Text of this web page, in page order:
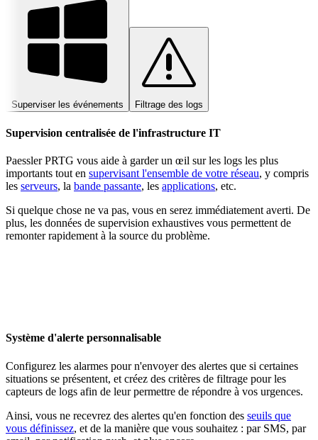
Superviser les événements Filtrage des logs
Supervision centralisée de l'infrastructure IT
Paessler PRTG vous aide à garder un œil sur les logs les plus
importants tout en supervisant l'ensemble de votre réseau, y compris
les serveurs, la bande passante, les applications, etc.
Si quelque chose ne va pas, vous en serez immédiatement averti. De
plus, les données de supervision exhaustives vous permettent de
remonter rapidement à la source du problème.
Système d'alerte personnalisable
Configurez les alarmes pour n'envoyer des alertes que si certaines
situations se présentent, et créez des critères de filtrage pour les
capteurs de logs afin de leur permettre de répondre à vos urgences.
Ainsi, vous ne recevrez des alertes qu'en fonction des seuils que
vous définissez, et de la manière que vous souhaitez : par SMS, par